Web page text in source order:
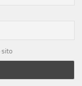
sito